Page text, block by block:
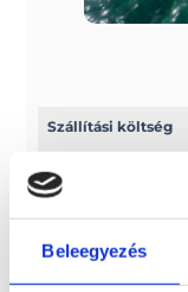
Beleegyezés
Szállítási költség
Az ár nem
2.500 euro + ÁFA,
szállítási díj